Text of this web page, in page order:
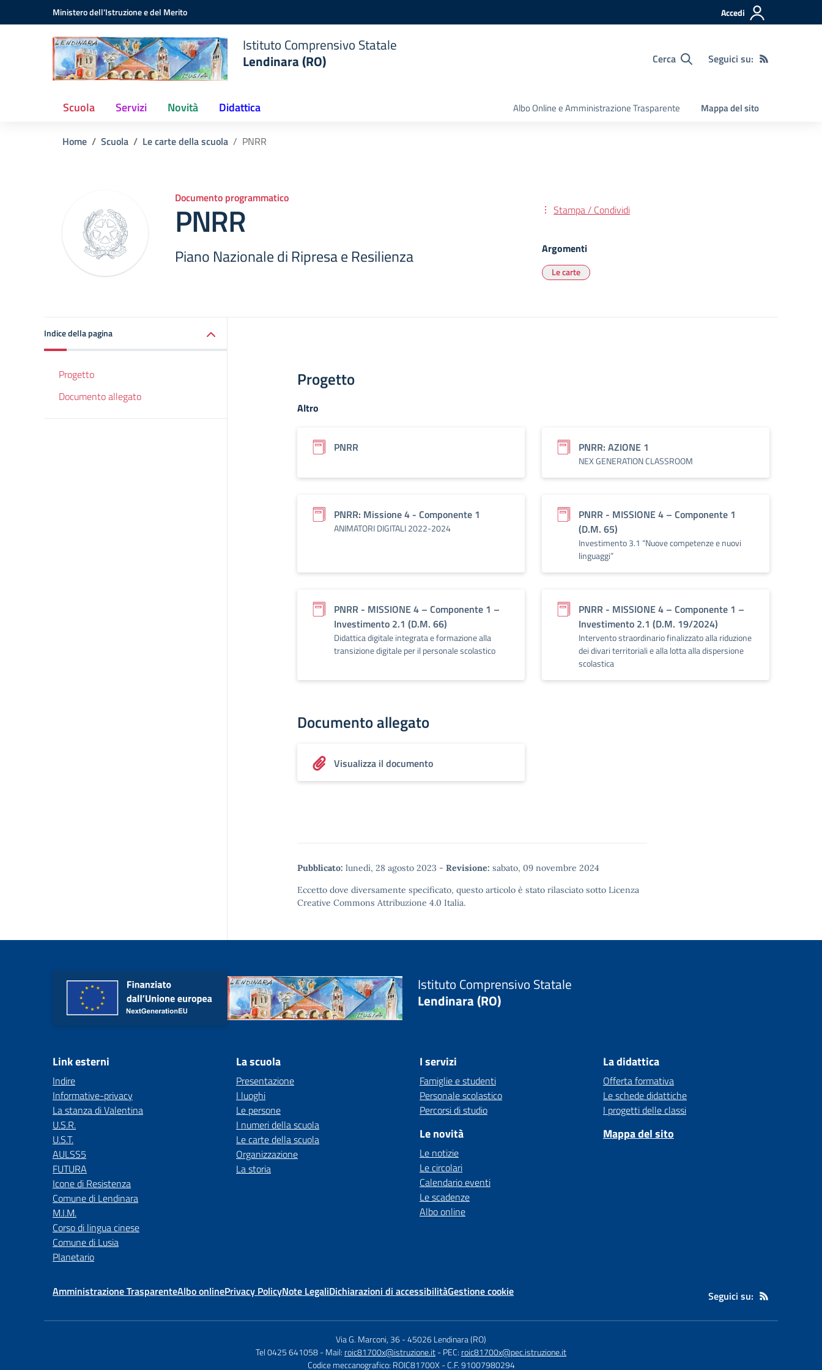
Vai ai contenuti
Vai al menu di navigazioneMinistero dell'Istruzione e del Merito Accedi
Comprensivo
Lendinara
Istituto Comprensivo Statale
Lendinara (RO)
Cerca Seguici su:
Scuola Servizi Novità Didattica Albo Online e Amministrazione Trasparente Mappa del sito
Home Scuola Le carte della scuola PNRR
Documento programmatico
PNRR
Piano Nazionale di Ripresa e Resilienza
Stampa / Condividi
Argomenti
Le carte
Indice della pagina
Progetto
Documento allegato
Progetto
Altro
PNRR PNRR: AZIONE 1
NEX GENERATION CLASSROOM
PNRR: Missione 4 - Componente 1
ANIMATORI DIGITALI 2022-2024
PNRR - MISSIONE 4 – Componente 1
(D.M. 65)
Investimento 3.1 “Nuove competenze e nuovi
linguaggi”
PNRR - MISSIONE 4 – Componente 1 –
Investimento 2.1 (D.M. 66)
Didattica digitale integrata e formazione alla
transizione digitale per il personale scolastico
PNRR - MISSIONE 4 – Componente 1 –
Investimento 2.1 (D.M. 19/2024)
Intervento straordinario finalizzato alla riduzione
dei divari territoriali e alla lotta alla dispersione
scolastica
Documento allegato
Visualizza il documento
Pubblicato: lunedì, 28 agosto 2023 - Revisione: sabato, 09 novembre 2024
Eccetto dove diversamente specificato, questo articolo è stato rilasciato sotto Licenza
Creative Commons Attribuzione 4.0 Italia.
Istituto Comprensivo Statale
Lendinara (RO)
Link esterni
Indire
Informative-privacy
La stanza di Valentina
U.S.R.
U.S.T.
AULSS5
FUTURA
Icone di Resistenza
Comune di Lendinara
M.I.M.
Corso di lingua cinese
Comune di Lusia
Planetario
La scuola
Presentazione
I luoghi
Le persone
I numeri della scuola
Le carte della scuola
Organizzazione
La storia
I servizi
Famiglie e studenti
Personale scolastico
Percorsi di studio
Le novità
Le notizie
Le circolari
Calendario eventi
Le scadenze
Albo online
La didattica
Offerta formativa
Le schede didattiche
I progetti delle classi
Mappa del sito
Amministrazione TrasparenteAlbo onlinePrivacy PolicyNote LegaliDichiarazioni di accessibilitàGestione cookie Seguici su:
Via G. Marconi, 36-45026 Lendinara (RO)
Tel 0425 641058- Mail: roic81700x@istruzione.it- PEC: roic81700x@pec.istruzione.it
Codice meccanografico: ROIC81700X - C.F. 91007980294